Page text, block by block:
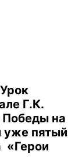
Г.К.
на
уже пятый
«Герои